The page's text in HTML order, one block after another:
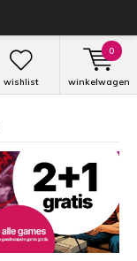
wishlist winkelwagen
0